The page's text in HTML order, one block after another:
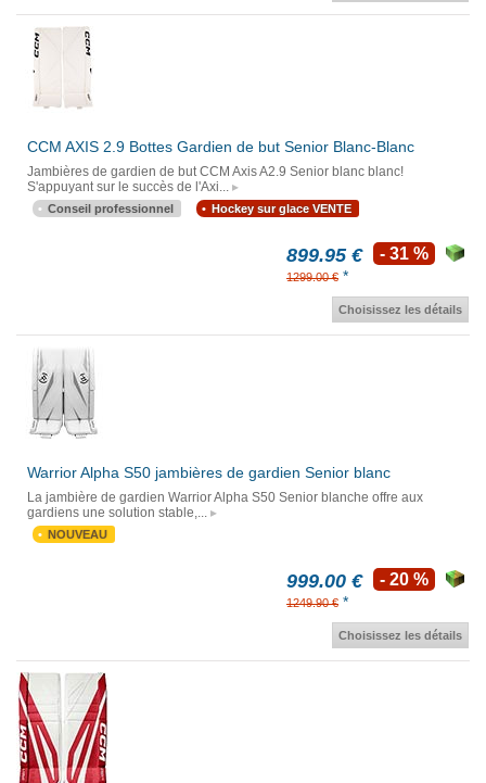
CCM AXIS 2.9 Bottes Gardien de but Senior Blanc-Blanc
Jambières de gardien de but CCM Axis A2.9 Senior blanc blanc!
S'appuyant sur le succès de l'Axi...
Conseil professionnel Hockey sur glace VENTE
899.95 €
1299.00 € *
- 31 %
Choisissez les détails
Warrior Alpha S50 jambières de gardien Senior blanc
La jambière de gardien Warrior Alpha S50 Senior blanche offre aux
gardiens une solution stable,...
NOUVEAU
999.00 €
1249.90 € *
- 20 %
Choisissez les détails